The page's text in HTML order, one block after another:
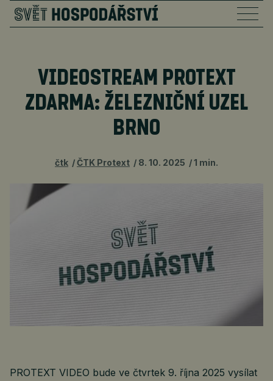
VIDEOSTREAM PROTEXT
ZDARMA: ŽELEZNIČNÍ UZEL
BRNO
čtk ČTK Protext 8. 10. 2025 1 min.
PROTEXT VIDEO bude ve čtvrtek 9. října 2025 vysílat